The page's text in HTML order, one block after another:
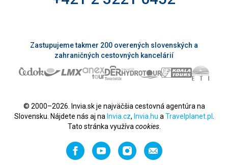
Zastupujeme takmer 200 overených slovenských a
zahraničných cestovných kancelárií
© 2000–2026. Invia.sk je najväčšia cestovná agentúra na
Slovensku. Nájdete nás aj na Invia.cz, Invia.hu a Travelplanet.pl
Tato stránka využíva cookies.
FacebookYouTubeInstagramOdporučiť